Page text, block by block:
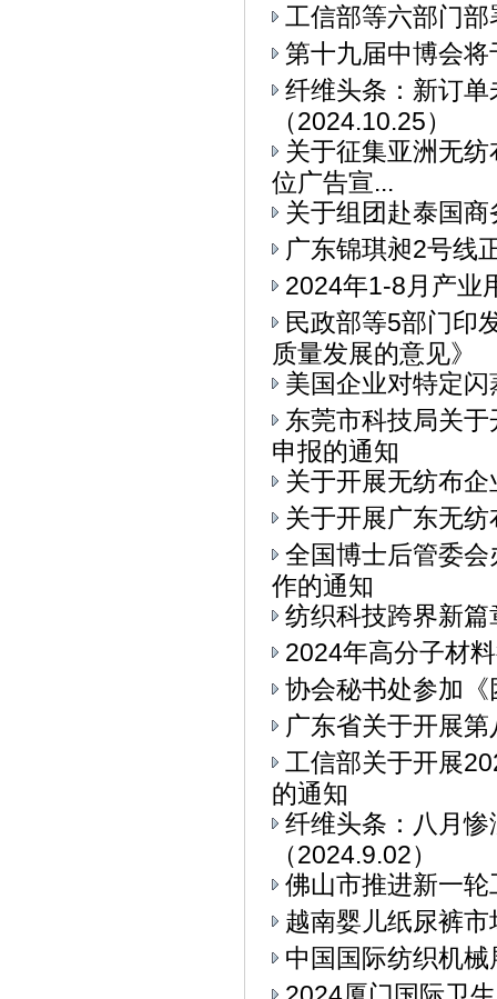
工信部等六部门
第十九届中博会
纤维头条：新订
（2024.10.25）
关于征集亚洲无
位广告宣...
关于组团赴泰国
广东锦琪昶2号线
2024年1-8月产业
民政部等5部门印
质量发展的意见》
美国企业对特定
东莞市科技局关
申报的通知
关于开展无纺布
关于开展广东无
全国博士后管委
作的通知
纺织科技跨界新
2024年高分子材
协会秘书处参加
广东省关于开展
工信部关于开展
的通知
纤维头条：八月
（2024.9.02）
佛山市推进新一
越南婴儿纸尿裤
中国国际纺织机